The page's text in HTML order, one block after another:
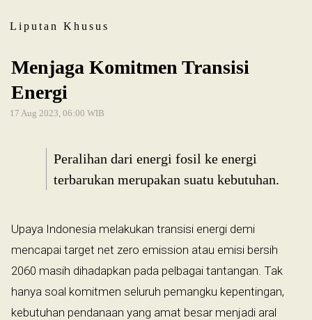
Liputan Khusus
Menjaga Komitmen Transisi
Energi
17 Aug 2023, 06:00 WIB
Peralihan dari energi fosil ke energi
terbarukan merupakan suatu kebutuhan.
Upaya Indonesia melakukan transisi energi demi
mencapai target net zero emission atau emisi bersih
2060 masih dihadapkan pada pelbagai tantangan. Tak
hanya soal komitmen seluruh pemangku kepentingan,
kebutuhan pendanaan yang amat besar menjadi aral